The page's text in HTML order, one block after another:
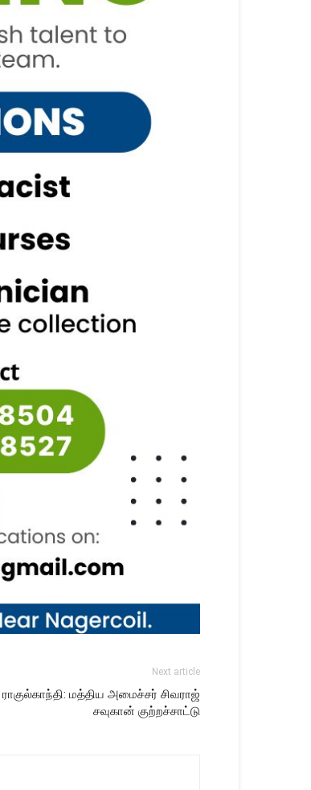
Next article
மத்திய அமைச்சர் சிவராஜ்
சவுகான் குற்றச்சாட்டு